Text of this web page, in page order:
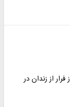
از زندان در